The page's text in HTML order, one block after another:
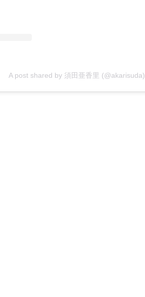
A post shared by 須田亜香里 (@akarisuda)